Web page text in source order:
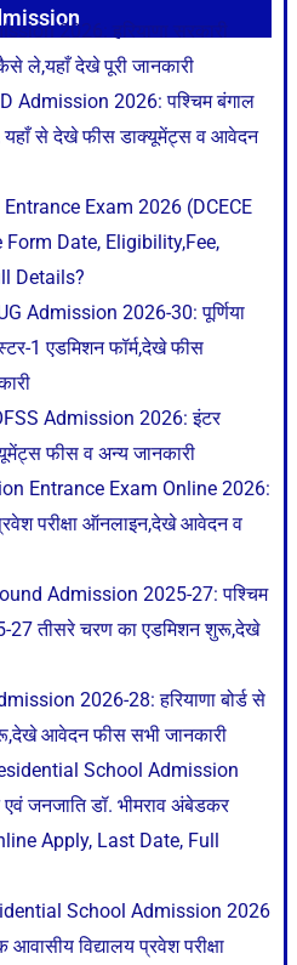
2026: हरियाणा सरकारी
ले,यहाँ देखे पूरी जानकारी
Admission 2026: पश्चिम बंगाल
यहाँ से देखे फीस डाक्यूमेंट्स व आवेदन
Exam 2026 (DCECE
Date, Eligibility,Fee,
Details?
Admission 2026-30: पूर्णिया
1 एडमिशन फॉर्म,देखे फीस
Admission 2026: इंटर
फीस व अन्य जानकारी
Entrance Exam Online 2026:
परीक्षा ऑनलाइन,देखे आवेदन व
Admission 2025-27: पश्चिम
27 तीसरे चरण का एडमिशन शुरू,देखे
2026-28: हरियाणा बोर्ड से
आवेदन फीस सभी जानकारी
School Admission
जनजाति डॉ. भीमराव अंबेडकर
Apply, Last Date, Full
School Admission 2026
विद्यालय प्रवेश परीक्षा